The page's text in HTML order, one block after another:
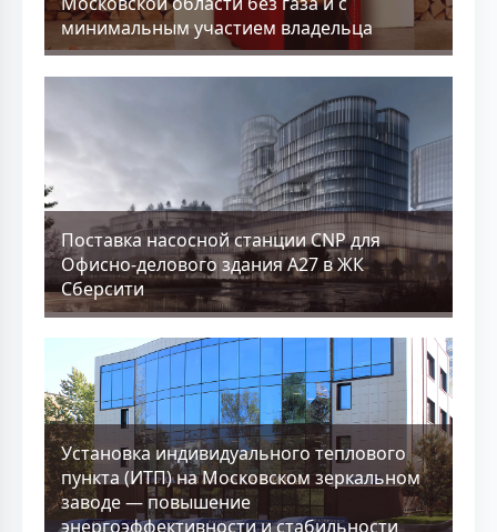
минимальным участием владельца
Поставка насосной станции CNP для
Офисно-делового здания А27 в ЖК
Сберсити
Установка индивидуального теплового
пункта (ИТП) на Московском зеркальном
заводе — повышение
энергоэффективности и стабильности